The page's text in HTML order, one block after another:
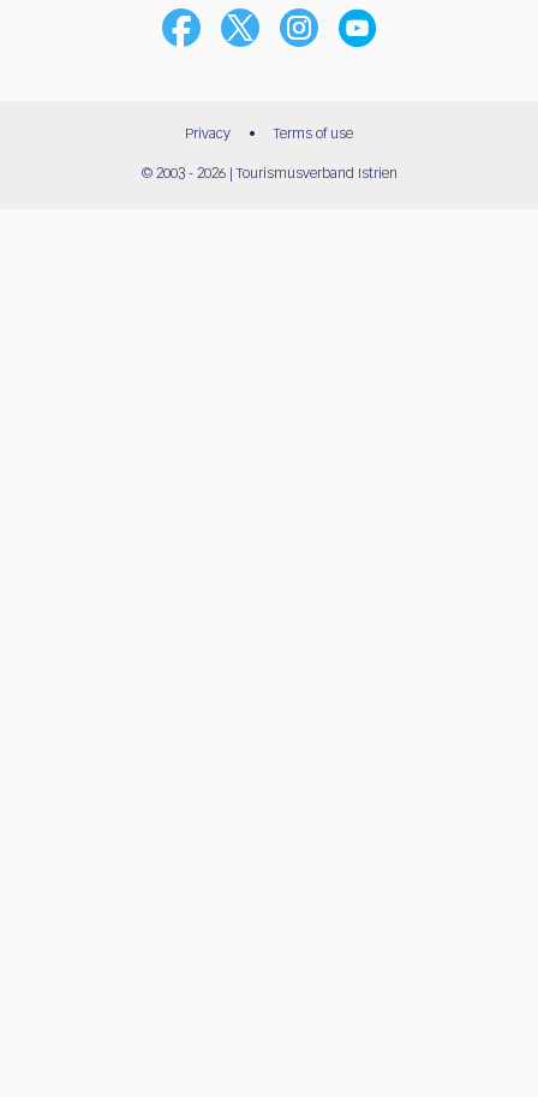
Privacy • Terms of use
© 2003 - 2026 | Tourismusverband Istrien